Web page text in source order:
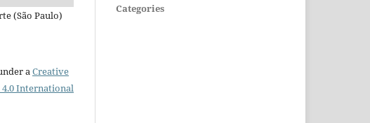
(São Paulo)
a Creative
International
Categories